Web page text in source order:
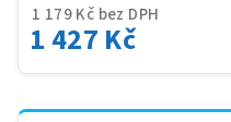
1 179 Kč bez DPH
1 427 Kč